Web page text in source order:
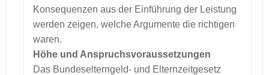
Konsequenzen aus der Einführung der Leistung
werden zeigen, welche Argumente die richtigen
waren.
Höhe und Anspruchsvoraussetzungen
Das Bundeselterngeld- und Elternzeitgesetz